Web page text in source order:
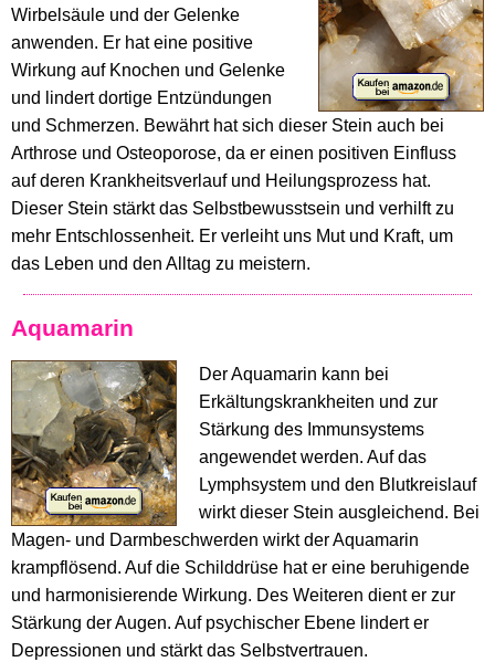
Wirbelsäule und der Gelenke
anwenden. Er hat eine positive
Wirkung auf Knochen und Gelenke
und lindert dortige Entzündungen
und Schmerzen. Bewährt hat sich dieser Stein auch bei
Arthrose und Osteoporose, da er einen positiven Einfluss
auf deren Krankheitsverlauf und Heilungsprozess hat.
Dieser Stein stärkt das Selbstbewusstsein und verhilft zu
mehr Entschlossenheit. Er verleiht uns Mut und Kraft, um
das Leben und den Alltag zu meistern.
Aquamarin
Der Aquamarin kann bei
Erkältungskrankheiten und zur
Stärkung des Immunsystems
angewendet werden. Auf das
Lymphsystem und den Blutkreislauf
wirkt dieser Stein ausgleichend. Bei
Magen- und Darmbeschwerden wirkt der Aquamarin
krampflösend. Auf die Schilddrüse hat er eine beruhigende
und harmonisierende Wirkung. Des Weiteren dient er zur
Stärkung der Augen. Auf psychischer Ebene lindert er
Depressionen und stärkt das Selbstvertrauen.